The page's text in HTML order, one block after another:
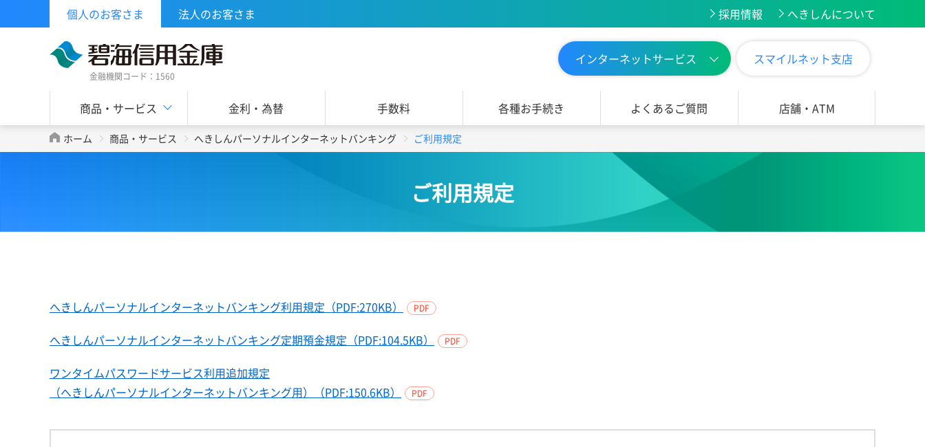
個人のお客さま 法人のお客さま 採用情報 へきしんについて
金融機関コード：1560
インターネットサービス スマイルネット支店
商品・サービス 金利・為替 手数料 各種お手続き よくあるご質問 店舗・ATM
ホーム 商品・サービス へきしんパーソナルインターネットバンキング ご利用規定
ご利用規定
へきしんパーソナルインターネットバンキング利用規定（PDF:270KB） PDF
へきしんパーソナルインターネットバンキング定期預金規定（PDF:104.5KB） PDF
ワンタイムパスワードサービス利用追加規定
（へきしんパーソナルインターネットバンキング用）（PDF:150.6KB）
PDF